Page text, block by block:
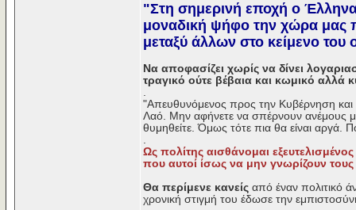
"Στη σημερινή εποχή ο
μοναδική ψήφο την χώρα μας
μεταξύ άλλων στο κείμενο του
Nα αποφασίζει χωρίς να δίνει
τραγικό ούτε βέβαια και κωμικό αλλά
.
"Απευθυνόμενος προς την Κυβέρνηση
Λαό. Μην αφήνετε να σπέρνουν ανέμους
θυμηθείτε. Όμως τότε πια θα είναι αργά.
.
Ως πολίτης αισθάνομαι
που αυτοί ίσως να μην γνωρίζουν
Θα περίμενε κανείς από έναν πολιτικό
χρονική στιγμή του έδωσε την